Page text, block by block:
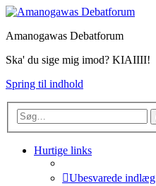
Amanogawas Debatforum
Ska' du sige mig imod? KIAIIII!
Spring til indhold
Hurtige links
Ubesvarede indlæg